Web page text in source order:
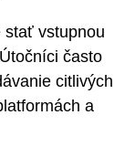
stať vstupnou
často
citlivých
a